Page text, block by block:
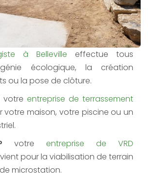
à Belleville effectue tous
écologique, la création
ou la pose de clôture.
votre entreprise de terrassement
votre maison, votre piscine ou un
votre entreprise de VRD
pour la viabilisation de terrain
microstation.